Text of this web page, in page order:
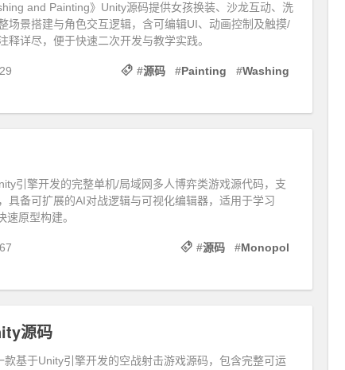
and Painting》Unity源码提供女孩换装、沙龙互动、洗
场景搭建与角色交互逻辑，含可编辑UI、动画控制及触摸/
释详尽，便于快速二次开发与教学实践。
#源码 #Painting #Washing
引擎开发的完整单机/局域网多人博弈类游戏源代码，支
具备可扩展的AI对战逻辑与可视化编辑器，适用于学习
原型构建。
#源码 #Monopol
源码
款基于Unity引擎开发的空战射击游戏源码，包含完整可运